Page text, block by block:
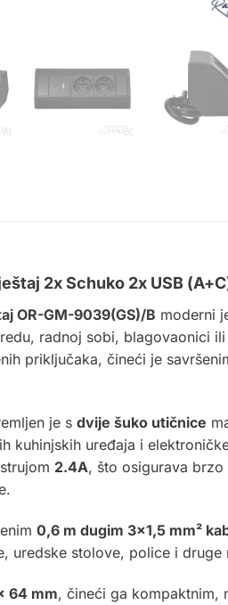
2x Schuko 2x USB
OR-GM-9039(GS)/B moderni
radnoj sobi, blagovaonici
priključaka, čineći je
je s dvije šuko utičnice
kuhinjskih uređaja i
2.4A, što osigurava
0,6 m dugim 3×1,5 mm²
uredske stolove, police i
64 mm, čineći ga kompaktnim,